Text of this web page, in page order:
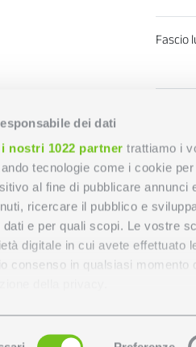
dei dati
i nostri 1022 partner trattiamo i
tecnologie come i cookie
al fine di pubblicare
ricercare il pubblico e
e per quali scopi. Le vostre
digitale in cui avete effettuato
consenso in qualsiasi
Fascio